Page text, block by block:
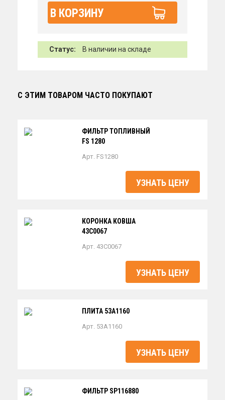
В КОРЗИНУ
Статус: В наличии на складе
С ЭТИМ ТОВАРОМ ЧАСТО ПОКУПАЮТ
ФИЛЬТР ТОПЛИВНЫЙ
FS 1280
Арт. FS1280
УЗНАТЬ ЦЕНУ
КОРОНКА КОВША
43C0067
Арт. 43C0067
УЗНАТЬ ЦЕНУ
ПЛИТА 53A1160
Арт. 53A1160
УЗНАТЬ ЦЕНУ
ФИЛЬТР SP116880